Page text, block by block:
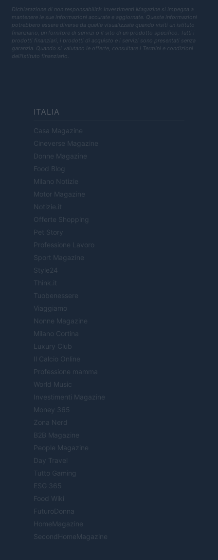
Dichiarazione di non responsabilità: Investimenti Magazine si impegna a
mantenere le sue informazioni accurate e aggiornate. Queste informazioni
potrebbero essere diverse da quelle visualizzate quando visiti un istituto
finanziario, un fornitore di servizi o il sito di un prodotto specifico. Tutti i
prodotti finanziari, i prodotti di acquisto e i servizi sono presentati senza
garanzia. Quando si valutano le offerte, consultare i Termini e condizioni
dell'istituto finanziario.
ITALIA
Casa Magazine
Cineverse Magazine
Donne Magazine
Food Blog
Milano Notizie
Motor Magazine
Notizie.it
Offerte Shopping
Pet Story
Professione Lavoro
Sport Magazine
Style24
Think.it
Tuobenessere
Viaggiamo
Nonne Magazine
Milano Cortina
Luxury Club
Il Calcio Online
Professione mamma
World Music
Investimenti Magazine
Money 365
Zona Nerd
B2B Magazine
People Magazine
Day Travel
Tutto Gaming
ESG 365
Food Wiki
FuturoDonna
HomeMagazine
SecondHomeMagazine